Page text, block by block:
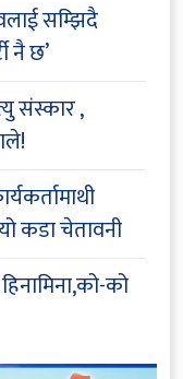
सम्झिदै
नै छ’
संस्कार ,
कडा चेतावनी
को